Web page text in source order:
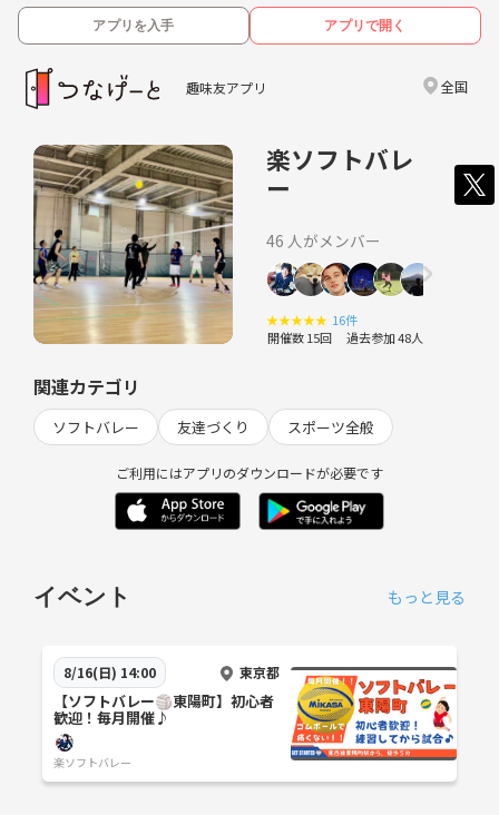
アプリを入手 アプリで開く
趣味友アプリ 全国
楽ソフトバレ
ー
46 人がメンバー
★★★★★ 16件
開催数 15回 過去参加 48人
関連カテゴリ
ソフトバレー 友達づくり スポーツ全般
ご利用にはアプリのダウンロードが必要です
イベント もっと見る
8/16(日) 14:00 東京都
【ソフトバレー🏐東陽町】初心者
歓迎！毎月開催♪
楽ソフトバレー